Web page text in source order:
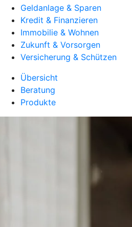
Geldanlage & Sparen
Kredit & Finanzieren
Immobilie & Wohnen
Zukunft & Vorsorgen
Versicherung & Schützen
Übersicht
Beratung
Produkte